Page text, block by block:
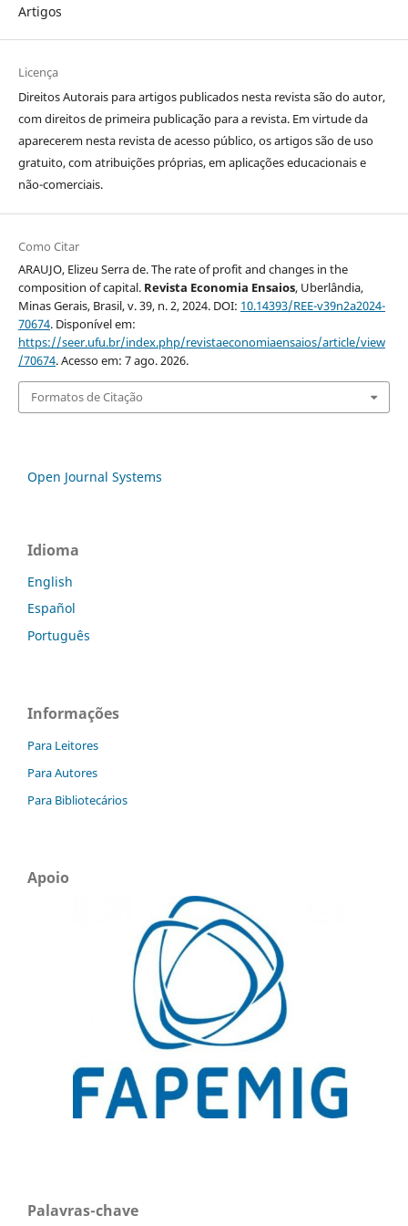
Artigos
Licença
Direitos Autorais para artigos publicados nesta revista são do autor,
com direitos de primeira publicação para a revista. Em virtude da
aparecerem nesta revista de acesso público, os artigos são de uso
gratuito, com atribuições próprias, em aplicações educacionais e
não-comerciais.
Como Citar
ARAUJO, Elizeu Serra de. The rate of profit and changes in the
composition of capital. Revista Economia Ensaios, Uberlândia,
Minas Gerais, Brasil, v. 39, n. 2, 2024. DOI: 10.14393/REE-v39n2a2024-
70674. Disponível em:
https://seer.ufu.br/index.php/revistaeconomiaensaios/article/view
/70674. Acesso em: 7 ago. 2026.
Formatos de Citação
Open Journal Systems
Idioma
English
Español
Português
Informações
Para Leitores
Para Autores
Para Bibliotecários
Apoio
Palavras-chave